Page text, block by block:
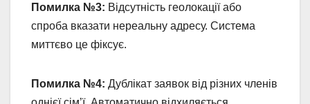
Помилка №3: Відсутність геолокації або
спроба вказати нереальну адресу. Система
миттєво це фіксує.
Помилка №4: Дублікат заявок від різних членів